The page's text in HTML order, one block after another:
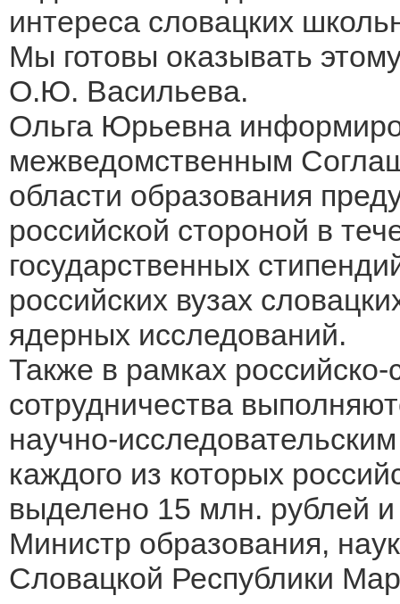
интереса словацких
Мы готовы оказывать
О.Ю. Васильева.
Ольга Юрьевна
межведомственным
области образования
российской стороной в
государственных
российских вузах
ядерных исследований.
Также в рамках российско-
сотрудничества
научно-
каждого из которых
выделено 15 млн. рублей
Министр образования,
Словацкой Республики